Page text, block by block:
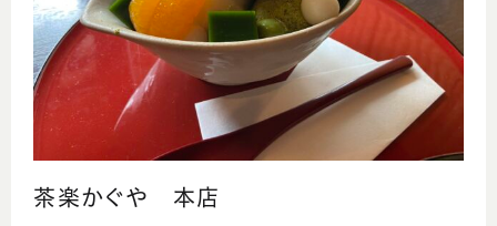
茶楽かぐや 本店